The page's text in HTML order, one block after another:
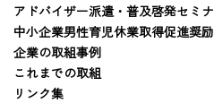
アドバイザー派遣・普及啓発セミ
中小企業男性育児休業取得促進奨
企業の取組事例
これまでの取組
リンク集